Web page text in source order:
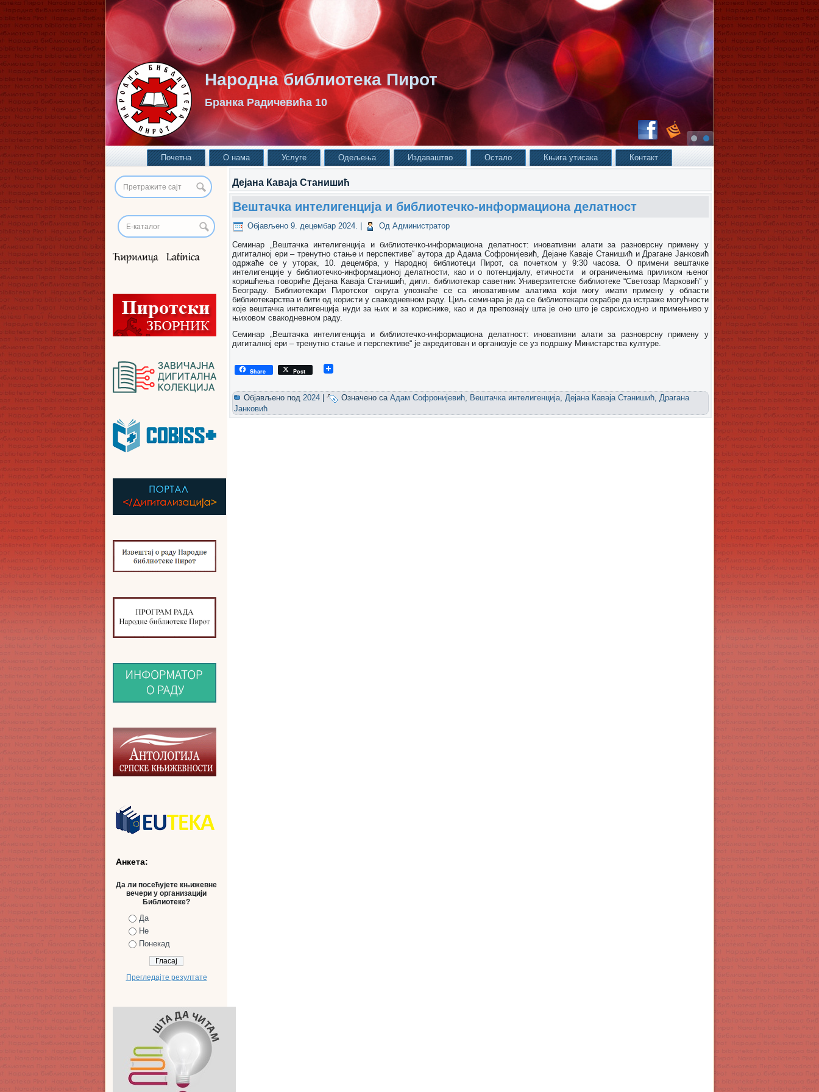
Народна библиотека Пирот
Бранка Радичевића 10
Почетна О нама Услуге Одељења Издаваштво Остало Књига утисака Контакт
Анкета:
Да ли посећујете књижевне
вечери у организацији
Библиотеке?
Да
Не
Понекад
Прегледајте резултате
Дејана Каваја Станишић
Вештачка интелигенција и библиотечко-информациона делатност
Објављено 9. децембар 2024. Од Администратор
Семинар „Вештачка интелигенција и библиотечко-информациона делатност: иновативни алати за разноврсну примену у
дигиталној ери – тренутно стање и перспективе“ аутора др Адама Софронијевић, Дејане Каваје Станишић и Драгане Јанковић
одржаће се у уторак, 10. децембра, у Народној библиотеци Пирот, са почетком у 9:30 часова. О примени вештачке
интелигенције у библиотечко-информационој делатности, као и о потенцијалу, етичности и ограничењима приликом њеног
коришћења говориће Дејана Каваја Станишић, дипл. библиотекар саветник Универзитетске библиотеке “Светозар Марковић” у
Београду. Библиотекари Пиротског округа упознаће се са иновативним алатима који могу имати примену у области
библиотекарства и бити од користи у свакодневном раду. Циљ семинара је да се библиотекари охрабре да истраже могућности
које вештачка интелигенција нуди за њих и за кориснике, као и да препознају шта је оно што је сврсисходно и примењиво у
њиховом свакодневном раду.
Семинар „Вештачка интелигенција и библиотечко-информациона делатност: иновативни алати за разноврсну примену у
дигиталној ери – тренутно стање и перспективе“ је акредитован и организује се уз подршку Министарства културе.
Share Post
Објављено под 2024 Означено са Адам Софронијевић, Вештачка интелигенција, Дејана Каваја Станишић, Драгана
Јанковић